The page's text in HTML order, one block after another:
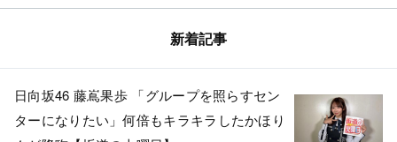
新着記事
日向坂46 藤嶌果歩 「グループを照らすセン
ターになりたい」何倍もキラキラしたかほり